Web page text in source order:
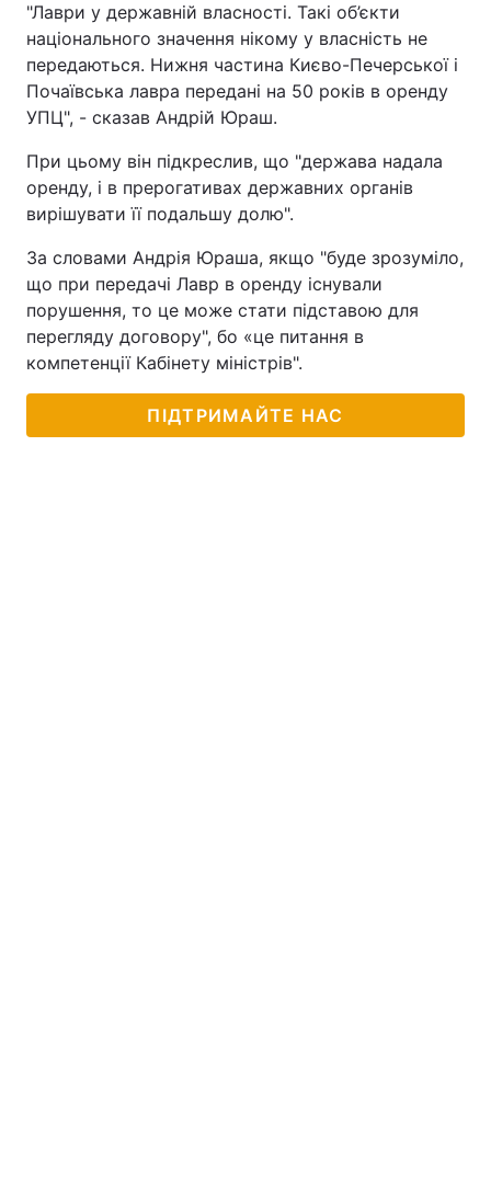
"Лаври у державній власності. Такі об’єкти
національного значення нікому у власність не
передаються. Нижня частина Києво-Печерської і
Почаївська лавра передані на 50 років в оренду
УПЦ", - сказав Андрій Юраш.
При цьому він підкреслив, що "держава надала
оренду, і в прерогативах державних органів
вирішувати її подальшу долю".
За словами Андрія Юраша, якщо "буде зрозуміло,
що при передачі Лавр в оренду існували
порушення, то це може стати підставою для
перегляду договору", бо «це питання в
компетенції Кабінету міністрів".
ПІДТРИМАЙТЕ НАС